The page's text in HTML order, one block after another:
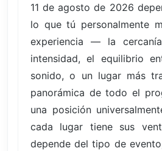
11 de agosto de 2026
lo que tú personalmente
experiencia — la
intensidad, el equilibrio
sonido, o un lugar más
panorámica de todo el
una posición
cada lugar tiene sus
depende del tipo de